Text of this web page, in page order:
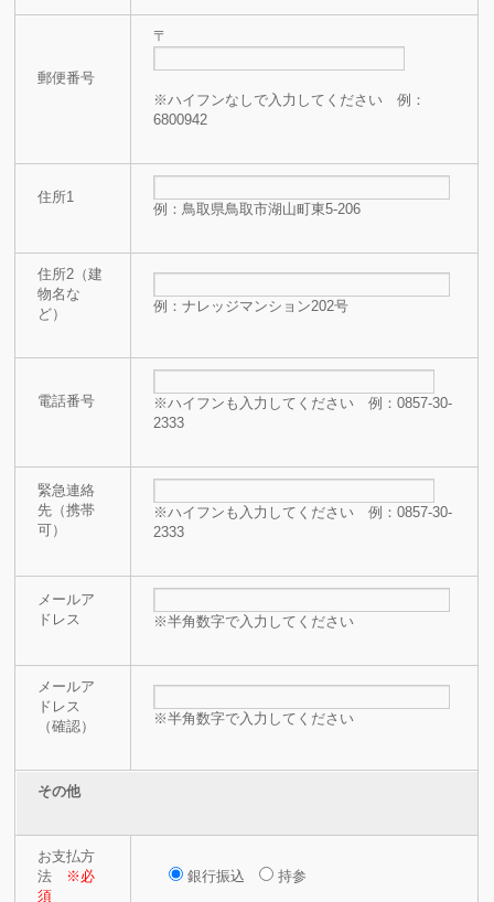
郵便番号
〒
※ハイフンなしで入力してください 例：
6800942
住所1
例：鳥取県鳥取市湖山町東5-206
住所2（建
物名な
ど）
例：ナレッジマンション202号
電話番号
※ハイフンも入力してください 例：0857-30-
2333
緊急連絡
先（携帯
可）
※ハイフンも入力してください 例：0857-30-
2333
メールア
ドレス
※半角数字で入力してください
メールア
ドレス
（確認）
※半角数字で入力してください
その他
お支払方
法
※必
須
銀行振込 持参